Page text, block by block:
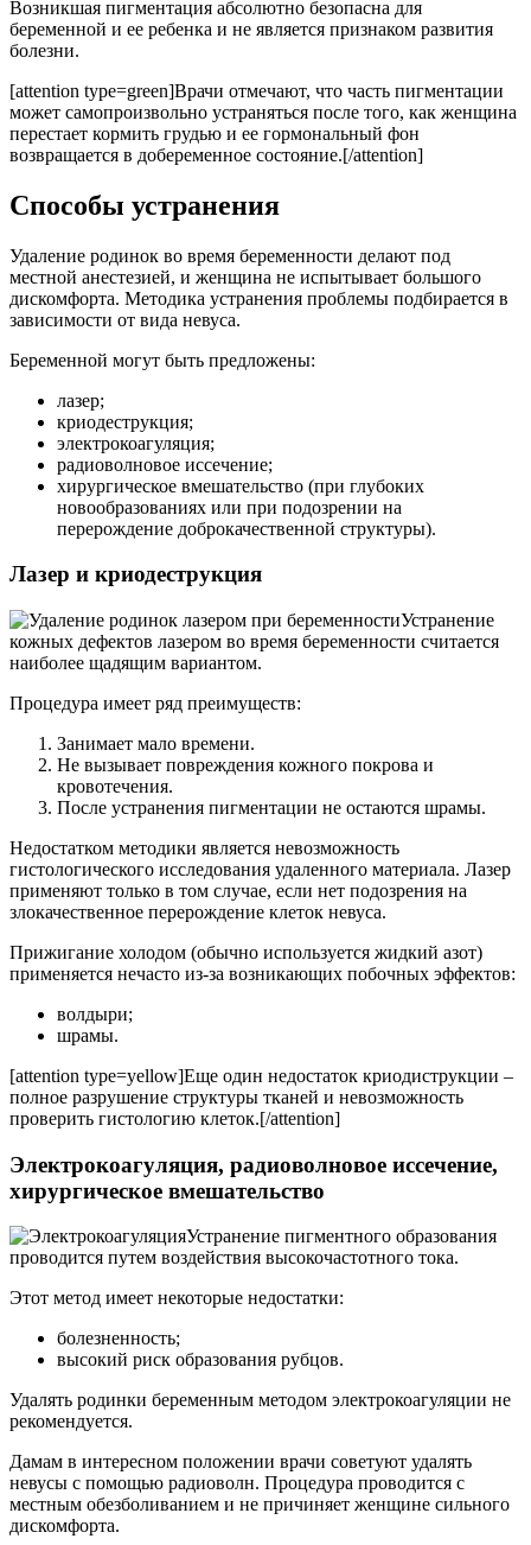
Возникшая пигментация абсолютно безопасна для
беременной и ее ребенка и не является признаком развития
болезни.
[attention type=green]Врачи отмечают, что часть пигментации
может самопроизвольно устраняться после того, как женщина
перестает кормить грудью и ее гормональный фон
возвращается в добеременное состояние.[/attention]
Способы устранения
Удаление родинок во время беременности делают под
местной анестезией, и женщина не испытывает большого
дискомфорта. Методика устранения проблемы подбирается в
зависимости от вида невуса.
Беременной могут быть предложены:
лазер;
криодеструкция;
электрокоагуляция;
радиоволновое иссечение;
хирургическое вмешательство (при глубоких
новообразованиях или при подозрении на
перерождение доброкачественной структуры).
Лазер и криодеструкция
Устранение
кожных дефектов лазером во время беременности считается
наиболее щадящим вариантом.
Процедура имеет ряд преимуществ:
Занимает мало времени.
Не вызывает повреждения кожного покрова и
кровотечения.
После устранения пигментации не остаются шрамы.
Недостатком методики является невозможность
гистологического исследования удаленного материала. Лазер
применяют только в том случае, если нет подозрения на
злокачественное перерождение клеток невуса.
Прижигание холодом (обычно используется жидкий азот)
применяется нечасто из-за возникающих побочных эффектов:
волдыри;
шрамы.
[attention type=yellow]Еще один недостаток криодиструкции –
полное разрушение структуры тканей и невозможность
проверить гистологию клеток.[/attention]
Электрокоагуляция, радиоволновое иссечение,
хирургическое вмешательство
Устранение пигментного образования
проводится путем воздействия высокочастотного тока.
Этот метод имеет некоторые недостатки:
болезненность;
высокий риск образования рубцов.
Удалять родинки беременным методом электрокоагуляции не
рекомендуется.
Дамам в интересном положении врачи советуют удалять
невусы с помощью радиоволн. Процедура проводится с
местным обезболиванием и не причиняет женщине сильного
дискомфорта.